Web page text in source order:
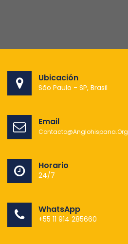
Ubicación
São Paulo - SP, Brasil
Email
Contacto@anglohispana.org
Horario
24/7
WhatsApp
+55 11 914 285660